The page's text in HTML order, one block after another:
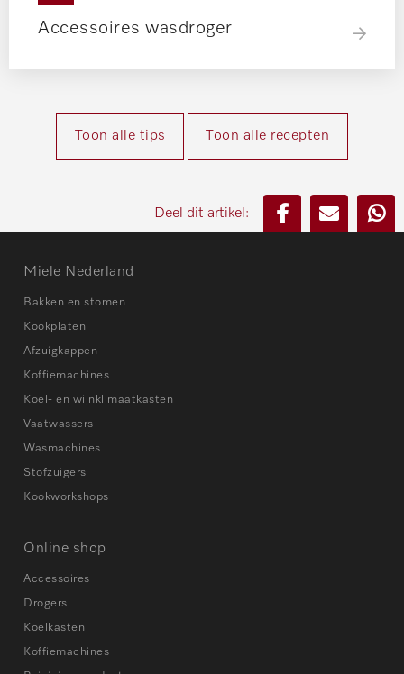
Accessoires wasdroger
Toon alle tips Toon alle recepten
Deel dit artikel:
Miele Nederland
Bakken en stomen
Kookplaten
Afzuigkappen
Koffiemachines
Koel- en wijnklimaatkasten
Vaatwassers
Wasmachines
Stofzuigers
Kookworkshops
Online shop
Accessoires
Drogers
Koelkasten
Koffiemachines